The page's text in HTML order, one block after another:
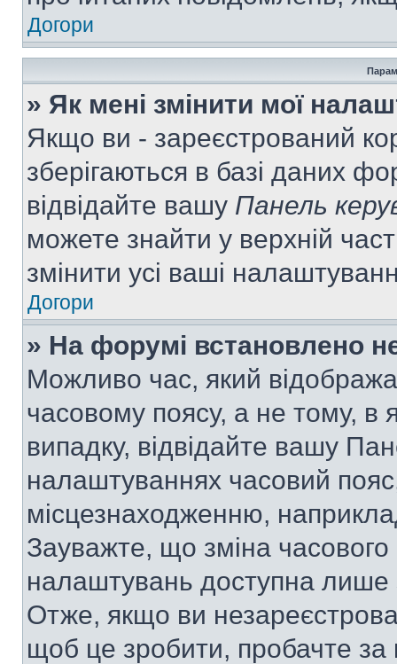
Догори
» Як мені змінити мої
Якщо ви - зареєстрований
зберігаються в базі даних
відвідайте вашу Панель
можете знайти у верхній
змінити усі ваші
Догори
» На форумі встановлено
Можливо час, який
часовому поясу, а не тому, в
випадку, відвідайте вашу
налаштуваннях часовий
місцезнаходженню,
Зауважте, що зміна часового
налаштувань доступна лише
Отже, якщо ви
щоб це зробити, пробачте за